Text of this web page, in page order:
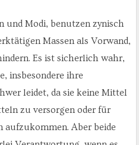
und Modi, benutzen zynisch
Massen als Vorwand,
Es ist sicherlich wahr,
insbesondere ihre
leidet, da sie keine Mittel
zu versorgen oder für
aufzukommen. Aber beide